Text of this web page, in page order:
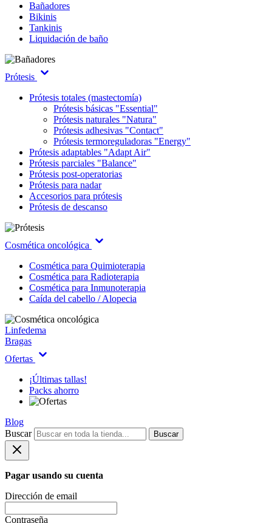
Bañadores
Bikinis
Tankinis
Liquidación de baño
Prótesis
Prótesis totales (mastectomía)
Prótesis básicas "Essential"
Prótesis naturales "Natura"
Prótesis adhesivas "Contact"
Prótesis termoreguladoras "Energy"
Prótesis adaptables "Adapt Air"
Prótesis parciales "Balance"
Prótesis post-operatorias
Prótesis para nadar
Accesorios para prótesis
Prótesis de descanso
Cosmética oncológica
Cosmética para Quimioterapia
Cosmética para Radioterapia
Cosmética para Inmunoterapia
Caída del cabello / Alopecia
Linfedema
Bragas
Ofertas
¡Últimas tallas!
Packs ahorro
Blog
Buscar
Buscar
Pagar usando su cuenta
Dirección de email
Contraseña